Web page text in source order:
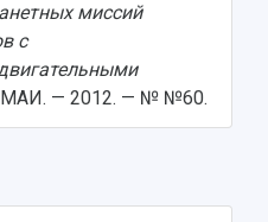
миссий
с
— 2012. — № №60.